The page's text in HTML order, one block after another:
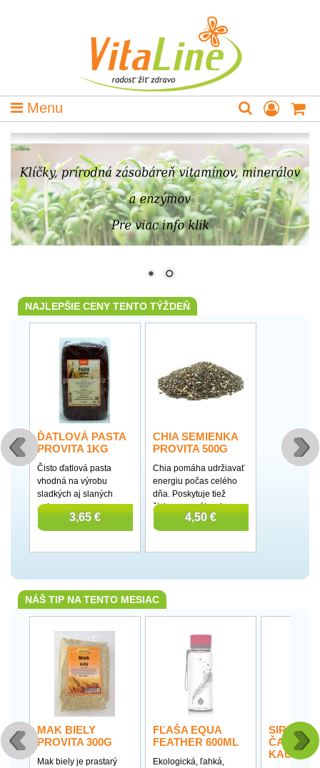
Menu
NAJLEPŠIE CENY TENTO TÝŽDEŇ
ĎATLOVÁ PASTA
PROVITA 1KG
Čisto ďatlová pasta
vhodná na výrobu
sladkých aj slaných
pokrmov ...
3,65 €
CHIA SEMIENKA
PROVITA 500G
Chia pomáha udržiavať
energiu počas celého
dňa. Poskytuje tiež
živiny a ponúka viacero
zdravotných benefitov,
ako je napr. budovanie
systému ...
4,50 €
NÁŠ TIP NA TENTO MESIAC
MAK BIELY
PROVITA 300G
Mak biely je prastarý
FĽAŠA EQUA
FEATHER 600ML
Ekologická, ľahká,
SIRUP
KAUMY